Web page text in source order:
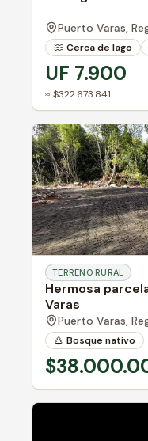
Puerto Varas,
Cerca de lago
UF 7.900
≈ $322.673.841
TERRENO RURAL
Hermosa
Varas
Puerto Varas,
Bosque nativo